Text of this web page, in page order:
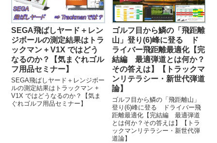
SEGA飛ばしヤード＋レン
ジボールの測定結果はトラ
ックマン + V1X ではどう
なるのか？【気まぐれゴル
フ用品セミナー】
SEGA飛ばしヤード＋レンジボー
ルの測定結果はトラックマン +
V1X ではどうなるのか？【気ま
ぐれゴルフ用品セミナー】
ゴルフ目から鱗の「飛距離
山」登り(6)峰に登る ド
ライバー飛距離最適化【完
結編 最適弾道とは何か？
その答えは】【トラックマ
ンリテラシー・新世代弾道
論】
ゴルフ目から鱗の「飛距離山」
登り(6)峰に登る ドライバー飛
距離最適化【完結編 最適弾道
とは何か？その答えは】【トラ
ックマンリテラシー・新世代弾
道論】